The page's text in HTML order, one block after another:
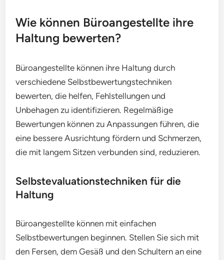
Wie können Büroangestellte ihre
Haltung bewerten?
Büroangestellte können ihre Haltung durch
verschiedene Selbstbewertungstechniken
bewerten, die helfen, Fehlstellungen und
Unbehagen zu identifizieren. Regelmäßige
Bewertungen können zu Anpassungen führen, die
eine bessere Ausrichtung fördern und Schmerzen,
die mit langem Sitzen verbunden sind, reduzieren.
Selbstevaluationstechniken für die
Haltung
Büroangestellte können mit einfachen
Selbstbewertungen beginnen. Stellen Sie sich mit
den Fersen, dem Gesäß und den Schultern an eine